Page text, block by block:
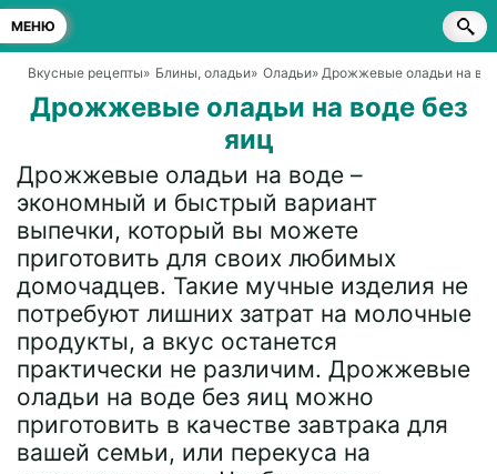
МЕНЮ
Вкусные рецепты» Блины, оладьи» Оладьи» Дрожжевые оладьи на
Дрожжевые оладьи на воде без
яиц
Дрожжевые оладьи на воде –
экономный и быстрый вариант
выпечки, который вы можете
приготовить для своих любимых
домочадцев. Такие мучные изделия не
потребуют лишних затрат на молочные
продукты, а вкус останется
практически не различим. Дрожжевые
оладьи на воде без яиц можно
приготовить в качестве завтрака для
вашей семьи, или перекуса на